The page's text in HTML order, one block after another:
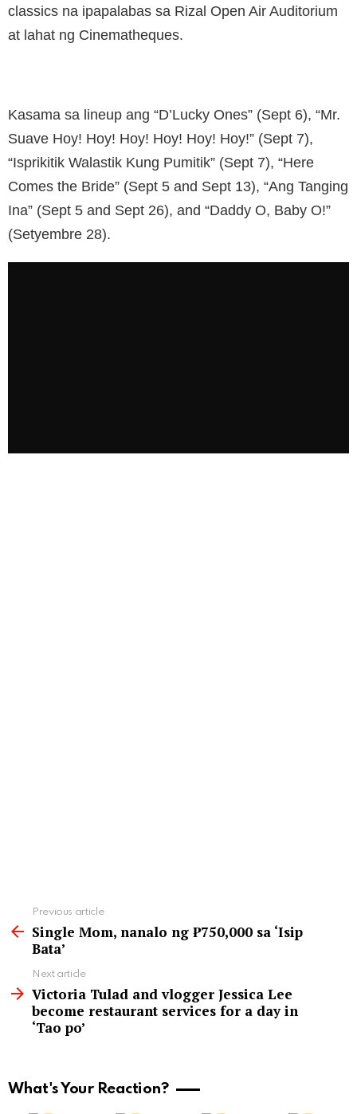
classics na ipapalabas sa Rizal Open Air Auditorium
at lahat ng Cinematheques.
Kasama sa lineup ang “D’Lucky Ones” (Sept 6), “Mr.
Suave Hoy! Hoy! Hoy! Hoy! Hoy! Hoy!” (Sept 7),
“Isprikitik Walastik Kung Pumitik” (Sept 7), “Here
Comes the Bride” (Sept 5 and Sept 13), “Ang Tanging
Ina” (Sept 5 and Sept 26), and “Daddy O, Baby O!”
(Setyembre 28).
more
Previous article
Single Mom, nanalo ng ₱750,000 sa ‘Isip
Bata’
Next article
Victoria Tulad and vlogger Jessica Lee
become restaurant services for a day in
‘Tao po’
What's Your Reaction?